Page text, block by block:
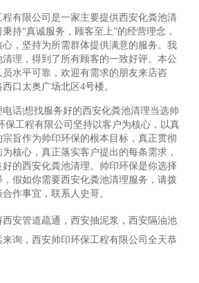
程有限公司是一家主要提供西安化粪池清
持“真诚服务，顾客至上”的经营理念，
，坚持为所需群体提供满意的服务。我
理，得到了所有顾客的一致好评。本公
水平可靠，欢迎有需求的朋友来店咨
口太奥广场北区4号楼。
话|想找服务好的西安化粪池清理当选帅
保工程有限公司坚持以客户为核心，以真
旨作为帅印环保的根本目标，真正贯彻
核心，真正落实客户提出的每条需求，
的西安化粪池清理。帅印环保是你选择
假如你需要西安化粪池清理服务，请拨
作事宜，联系人史哥。
安管道疏通，西安抽泥浆，西安隔油池
询，西安帅印环保工程有限公司全天恭